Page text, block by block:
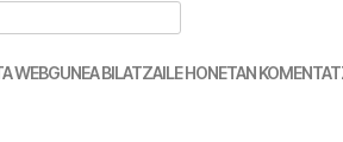
WEBGUNEA BILATZAILE HONETAN